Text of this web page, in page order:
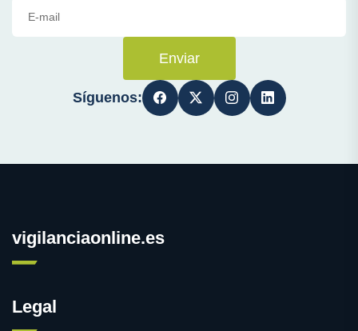
Enviar
Síguenos:
vigilanciaonline.es
Legal